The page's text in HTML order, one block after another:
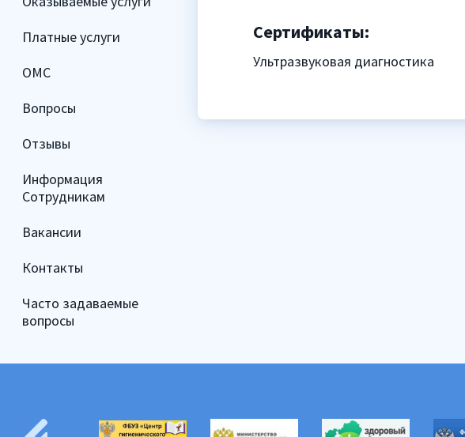
Платные услуги
ОМС
Вопросы
Отзывы
Информация
Сотрудникам
Вакансии
Контакты
Часто задаваемые
вопросы
Сертификаты:
Ультразвуковая диагностика